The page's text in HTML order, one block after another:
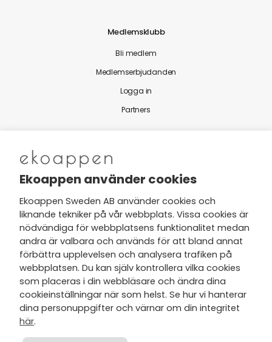
Medlemsklubb
Bli medlem
Medlemserbjudanden
Logga in
Partners
Nytt från Ekoappen
Jag har tagit del av Ekoappens
personuppgifts- och
integritetspolicyoch tar gärna del
av nyheter, hälsotips och exklusiva
erbjudanden via min e-post.
Ekoappen använder cookies
Ekoappen Sweden AB använder cookies och
liknande tekniker på vår webbplats. Vissa cookies är
nödvändiga för webbplatsens funktionalitet medan
andra är valbara och används för att bland annat
förbättra upplevelsen och analysera trafiken på
webbplatsen. Du kan själv kontrollera vilka cookies
som placeras i din webbläsare och ändra dina
cookieinställningar när som helst. Se hur vi hanterar
dina personuppgifter och värnar om din integritet
här.